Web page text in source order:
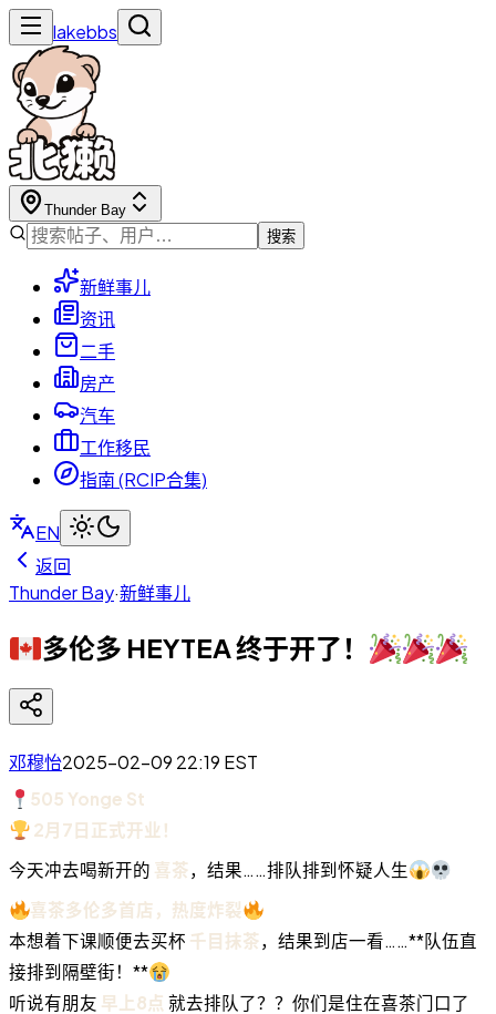
lakebbs
Thunder Bay
搜索
新鲜事儿
资讯
二手
房产
汽车
工作移民
指南 (RCIP合集)
EN
返回
Thunder Bay·新鲜事儿
多伦多 HEYTEA 终于开了！
邓穆怡2025-02-09 22:19 EST
505 Yonge St
2月7日正式开业！
今天冲去喝新开的 喜茶 ，结果……排队排到怀疑人生
喜茶多伦多首店，热度炸裂
本想着下课顺便去买杯 千目抹茶 ，结果到店一看……**队伍直
接排到隔壁街！**
听说有朋友 早上8点 就去排队了？？你们是住在喜茶门口了